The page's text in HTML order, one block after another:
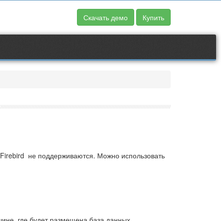
Скачать демо Купить
не поддерживаются. Можно использовать